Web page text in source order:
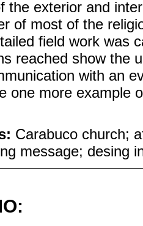
the exterior and
of most of the
field work was
reached show the
with an
one more example
Carabuco church;
message; desing